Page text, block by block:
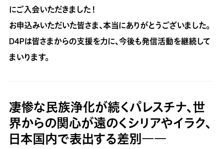
にご入会いただきました！
お申込みいただいた皆さま、本当にありがとうございました。
D4Pは皆さまからの支援を力に、今後も発信活動を継続して
まいります。
凄惨な民族浄化が続くパレスチナ、世
界からの関心が遠のくシリアやイラク、
日本国内で表出する差別――